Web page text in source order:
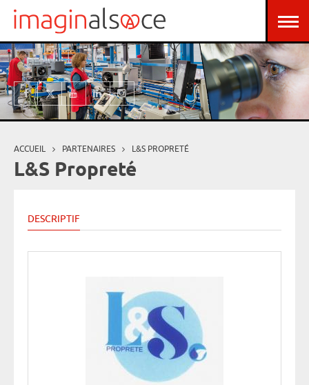
Aller au contenu principal
Vous êtes ici
ACCUEIL PARTENAIRES L&S PROPRETÉ
L&S Propreté
DESCRIPTIF
Panneau de gestion des cookies